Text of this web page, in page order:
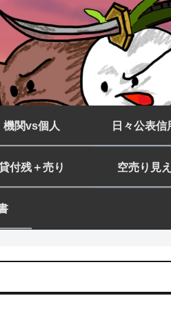
機関vs個人 日々公表信
付残＋売り 空売り見